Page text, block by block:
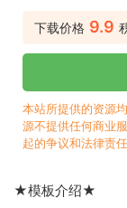
下载价格 9.9
本站所提供的资源
源不提供任何商业
起的争议和法律责任
★模板介绍★